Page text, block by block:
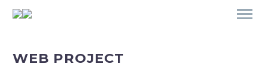
WEB PROJECT